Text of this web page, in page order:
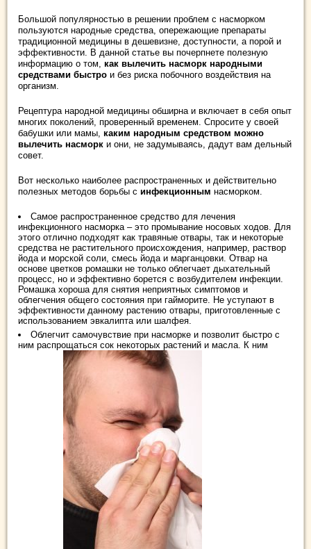
Большой популярностью в решении проблем с насморком
пользуются народные средства, опережающие препараты
традиционной медицины в дешевизне, доступности, а порой и
эффективности. В данной статье вы почерпнете полезную
информацию о том, как вылечить насморк народными
средствами быстро и без риска побочного воздействия на
организм.
Рецептура народной медицины обширна и включает в себя опыт
многих поколений, проверенный временем. Спросите у своей
бабушки или мамы, каким народным средством можно
вылечить насморк и они, не задумываясь, дадут вам дельный
совет.
Вот несколько наиболее распространенных и действительно
полезных методов борьбы с инфекционным насморком.
Самое распространенное средство для лечения
инфекционного насморка – это промывание носовых ходов. Для
этого отлично подходят как травяные отвары, так и некоторые
средства не растительного происхождения, например, раствор
йода и морской соли, смесь йода и марганцовки. Отвар на
основе цветков ромашки не только облегчает дыхательный
процесс, но и эффективно борется с возбудителем инфекции.
Ромашка хороша для снятия неприятных симптомов и
облегчения общего состояния при гайморите. Не уступают в
эффективности данному растению отвары, приготовленные с
использованием эвкалипта или шалфея.
Облегчит самочувствие при насморке и позволит быстро с
ним распрощаться сок некоторых растений и масла. К ним